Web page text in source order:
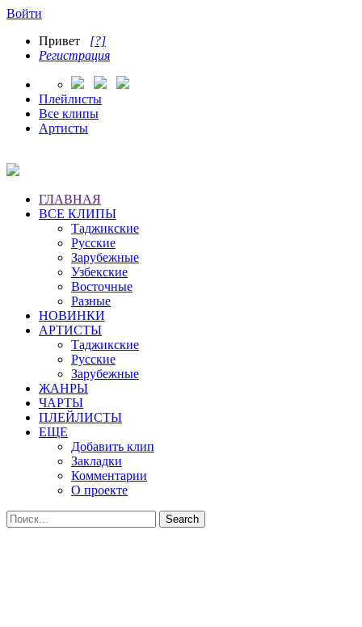
Войти
Привет [?]
Регистрация
Плейлисты
Все клипы
Артисты
ГЛАВНАЯ
ВСЕ КЛИПЫ
Таджикские
Русские
Зарубежные
Узбекские
Восточные
Разные
НОВИНКИ
АРТИСТЫ
Таджикские
Русские
Зарубежные
ЖАНРЫ
ЧАРТЫ
ПЛЕЙЛИСТЫ
ЕЩЕ
Добавить клип
Закладки
Комментарии
О проекте